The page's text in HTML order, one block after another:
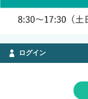
ログイン